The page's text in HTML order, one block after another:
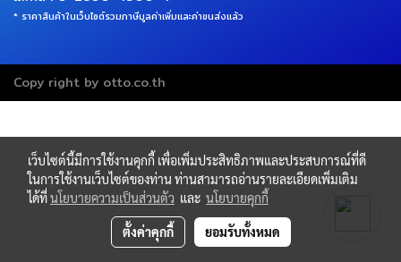
* ราคาสินค้าในเว็บไซต์รวมภาษีมูลค่าเพิ่มและค่าขนส่งแล้ว
Copy right by otto.co.th
เว็บไซต์นี้มีการใช้งานคุกกี้ เพื่อเพิ่มประสิทธิภาพและประสบการณ์ที่ดี
ในการใช้งานเว็บไซต์ของท่าน ท่านสามารถอ่านรายละเอียดเพิ่มเติม
ได้ที่นโยบายความเป็นส่วนตัว และ นโยบายคุกกี้
ตั้งค่าคุกกี้ ยอมรับทั้งหมด